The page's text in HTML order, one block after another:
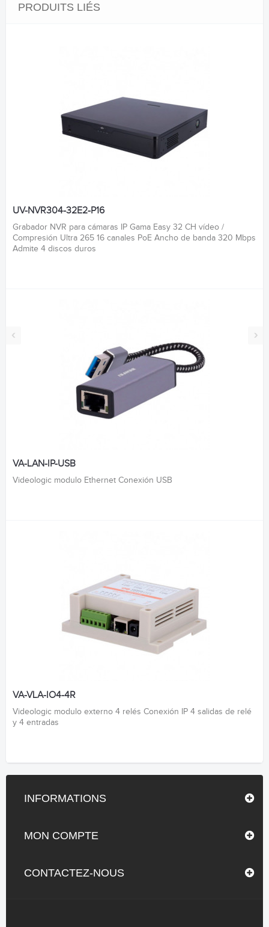
PRODUITS LIÉS
‹ ›
UV-NVR304-32E2-P16
Grabador NVR para cámaras IP Gama Easy 32 CH vídeo /
Compresión Ultra 265 16 canales PoE Ancho de banda 320 Mbps
Admite 4 discos duros
VA-LAN-IP-USB
Videologic modulo Ethernet Conexión USB
VA-VLA-IO4-4R
Videologic modulo externo 4 relés Conexión IP 4 salidas de relé
y 4 entradas
INFORMATIONS
MON COMPTE
CONTACTEZ-NOUS